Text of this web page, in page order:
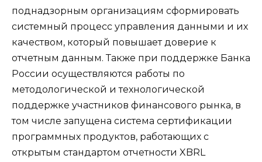
поднадзорным организациям сформировать
системный процесс управления данными и их
качеством, который повышает доверие к
отчетным данным. Также при поддержке Банка
России осуществляются работы по
методологической и технологической
поддержке участников финансового рынка, в
том числе запущена система сертификации
программных продуктов, работающих с
открытым стандартом отчетности XBRL